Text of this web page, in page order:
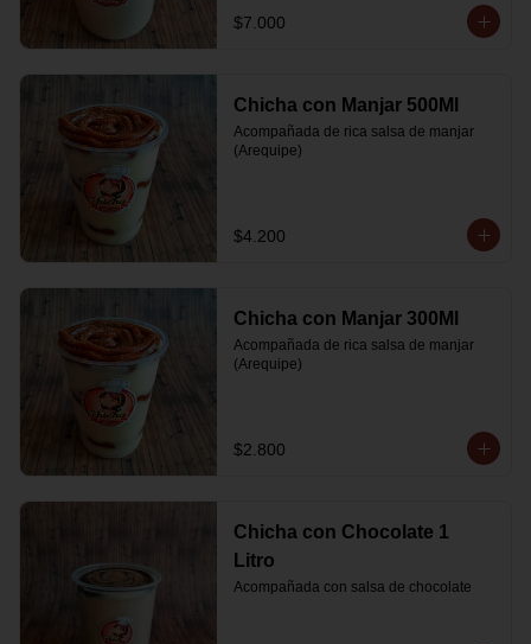
$7.000
Chicha con Manjar 500Ml
Acompañada de rica salsa de manjar
(Arequipe)
$4.200
Chicha con Manjar 300Ml
Acompañada de rica salsa de manjar
(Arequipe)
$2.800
Chicha con Chocolate 1
Litro
Acompañada con salsa de chocolate